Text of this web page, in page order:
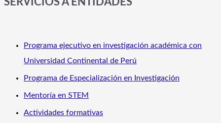
SERVICIOS A ENTIDADES
Programa ejecutivo en investigación académica con
Universidad Continental de Perú
Programa de Especialización en Investigación
Mentoría en STEM
Actividades formativas